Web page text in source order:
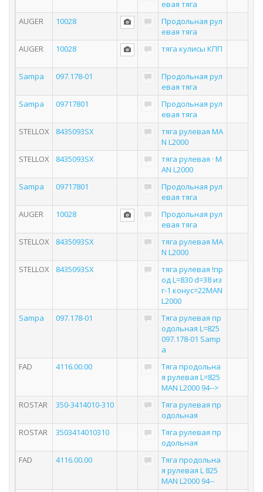
евая тяга
AUGER
10028
Продольная рул
евая тяга
AUGER
10028 тяга кулисы КПП
Sampa 097.178-01
Продольная рул
евая тяга
Sampa
09717801
Продольная рул
евая тяга
STELLOX
8435093SX
тяга рулевая MA
N L2000
STELLOX
8435093SX
тяга рулевая · M
AN L2000
Sampa
09717801
Продольная рул
евая тяга
AUGER
10028
Продольная рул
евая тяга
STELLOX
8435093SX
тяга рулевая MA
N L2000
STELLOX
8435093SX
тяга рулевая !пр
од L=830 d=38 из
г-1 конус=22MAN
L2000
Sampa
097.178-01
Тяга рулевая пр
одольная L=825
097.178-01 Samp
a
FAD
4116.00.00
Тяга продольна
я рулевая L=825
MAN L2000 94-->
ROSTAR
350-3414010-310
Тяга рулевая пр
одольная
ROSTAR
3503414010310
Тяга рулевая пр
одольная
FAD
4116.00.00
Тяга продольна
я рулевая L 825
MAN L2000 94--